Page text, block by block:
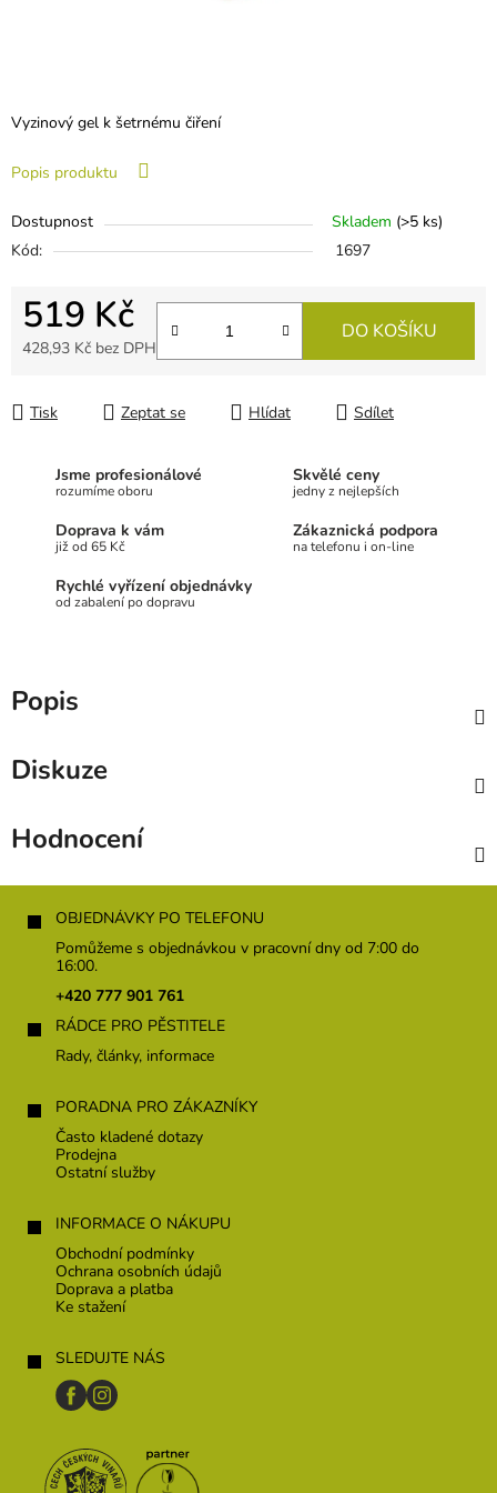
Vyzinový gel k šetrnému čiření
Popis produktu
Dostupnost Skladem (>5 ks)
Kód:
1697
519 Kč
428,93 Kč bez DPH
DO KOŠÍKU
Tisk Zeptat se Hlídat Sdílet
Jsme profesionálové
rozumíme oboru
Skvělé ceny
jedny z nejlepších
Doprava k vám
již od 65 Kč
Zákaznická podpora
na telefonu i on-line
Rychlé vyřízení objednávky
od zabalení po dopravu
Popis
Diskuze
Hodnocení
OBJEDNÁVKY PO TELEFONU
Pomůžeme s objednávkou v pracovní dny od 7:00 do
16:00.
+420 777 901 761
RÁDCE PRO PĚSTITELE
Rady, články, informace
PORADNA PRO ZÁKAZNÍKY
Často kladené dotazy
Prodejna
Ostatní služby
INFORMACE O NÁKUPU
Obchodní podmínky
Ochrana osobních údajů
Doprava a platba
Ke stažení
SLEDUJTE NÁS